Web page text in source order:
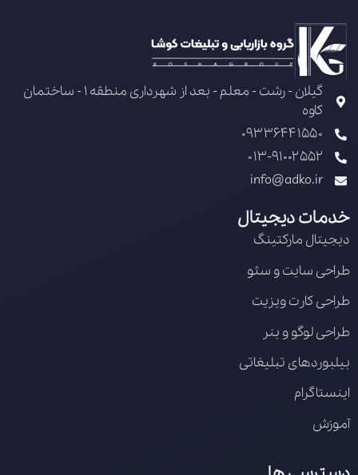
گیلان - رشت - معلم - بعد از شهرداری منطقه 1 - ساختمان
کاوه
09336441550
013-91002552
info@adko.ir
خدمات دیجیتال
دیجیتال مارکتینگ
طراحی سایت و سئو
طراحی کارت ویزیت
طراحی لوگو و بنر
بیلبوردهای تبلیغاتی
اینستاگرام
آموزش